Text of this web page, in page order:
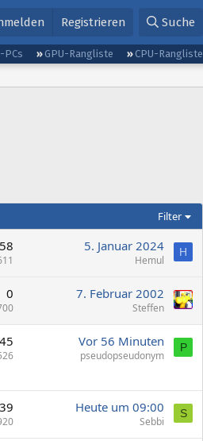
Registrieren Suche
PCs GPU-Rangliste
CPU-Rangliste
Filter
5. Januar 2024
Hemul
H
0 7. Februar 2002
Steffen
45 Vor 56 Minuten
pseudopseudonym
P
39 Heute um 09:00
Sebbi
S